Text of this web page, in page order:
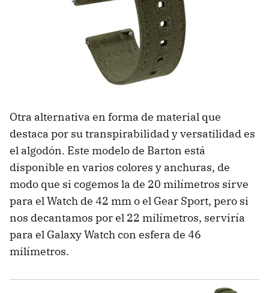
Otra alternativa en forma de material que
destaca por su transpirabilidad y versatilidad es
el algodón. Este modelo de Barton está
disponible en varios colores y anchuras, de
modo que si cogemos la de 20 milímetros sirve
para el Watch de 42 mm o el Gear Sport, pero si
nos decantamos por el 22 milímetros, serviría
para el Galaxy Watch con esfera de 46
milímetros.